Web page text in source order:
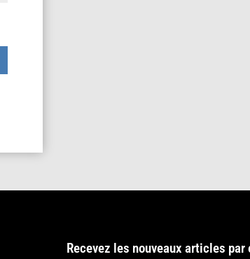
Recevez les nouveaux articles par